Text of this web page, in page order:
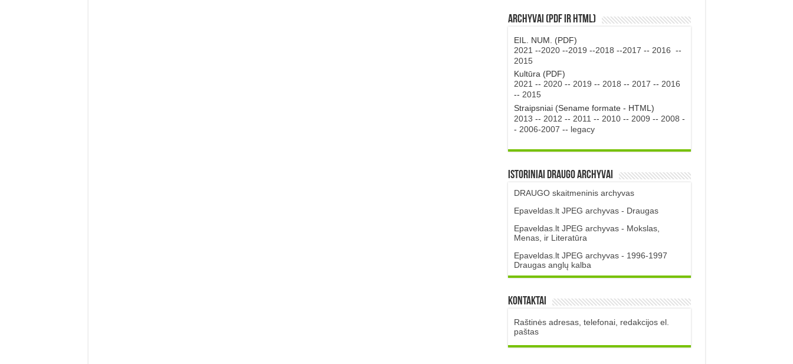
Archyvai (PDF ir HTML)
EIL. NUM. (PDF)
2021 --2020--2019 --2018 --2017 -- 2016 --
2015
Kultūra (PDF)
2021 -- 2020-- 2019 -- 2018 -- 2017 -- 2016
-- 2015
Straipsniai (Sename formate - HTML)
2013 -- 2012 -- 2011 -- 2010-- 2009 -- 2008 -
- 2006-2007 -- legacy
Istoriniai DRAUGO Archyvai
DRAUGO skaitmeninis archyvas
Epaveldas.lt JPEG archyvas - Draugas
Epaveldas.lt JPEG archyvas - Mokslas,
Menas, ir Literatūra
Epaveldas.lt JPEG archyvas - 1996-1997
Draugas anglų kalba
Kontaktai
Raštinės adresas, telefonai, redakcijos el.
paštas